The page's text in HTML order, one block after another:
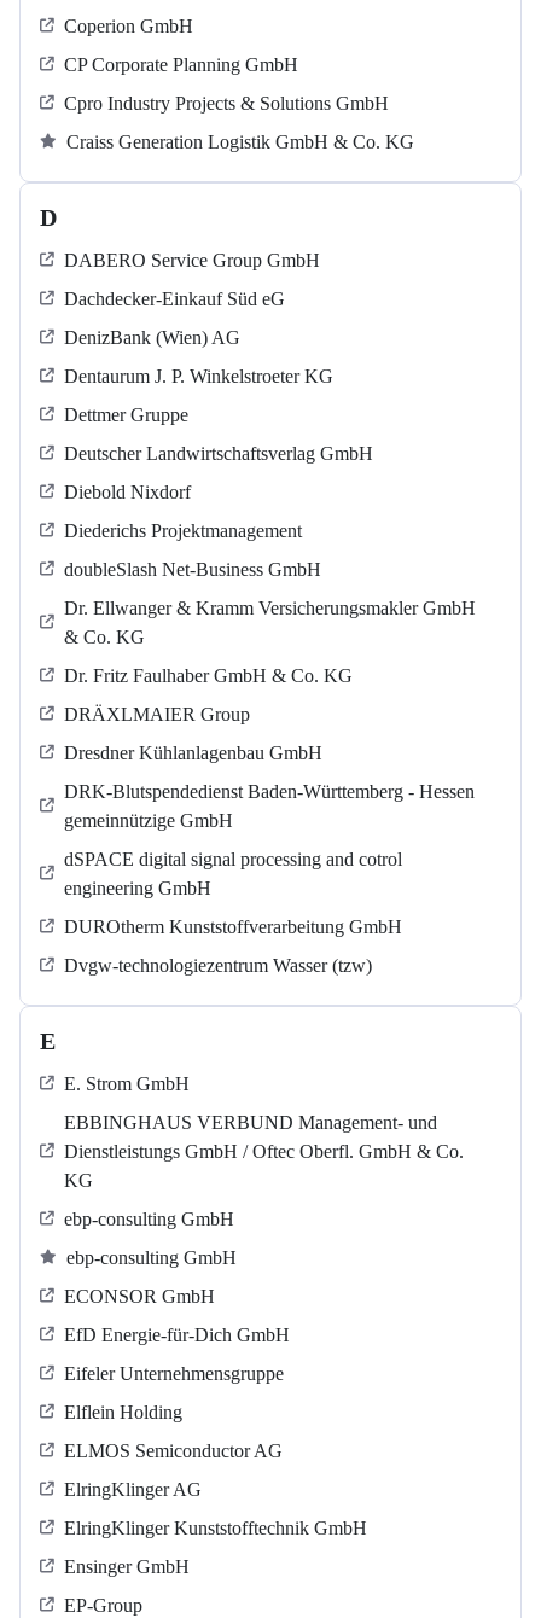
Coperion GmbH
CP Corporate Planning GmbH
Cpro Industry Projects & Solutions GmbH
Craiss Generation Logistik GmbH & Co. KG
D
DABERO Service Group GmbH
Dachdecker-Einkauf Süd eG
DenizBank (Wien) AG
Dentaurum J. P. Winkelstroeter KG
Dettmer Gruppe
Deutscher Landwirtschaftsverlag GmbH
Diebold Nixdorf
Diederichs Projektmanagement
doubleSlash Net-Business GmbH
Dr. Ellwanger & Kramm Versicherungsmakler GmbH
& Co. KG
Dr. Fritz Faulhaber GmbH & Co. KG
DRÄXLMAIER Group
Dresdner Kühlanlagenbau GmbH
DRK-Blutspendedienst Baden-Württemberg - Hessen
gemeinnützige GmbH
dSPACE digital signal processing and cotrol
engineering GmbH
DUROtherm Kunststoffverarbeitung GmbH
Dvgw-technologiezentrum Wasser (tzw)
E
E. Strom GmbH
EBBINGHAUS VERBUND Management- und
Dienstleistungs GmbH / Oftec Oberfl. GmbH & Co.
KG
ebp-consulting GmbH
ebp-consulting GmbH
ECONSOR GmbH
EfD Energie-für-Dich GmbH
Eifeler Unternehmensgruppe
Elflein Holding
ELMOS Semiconductor AG
ElringKlinger AG
ElringKlinger Kunststofftechnik GmbH
Ensinger GmbH
EP-Group